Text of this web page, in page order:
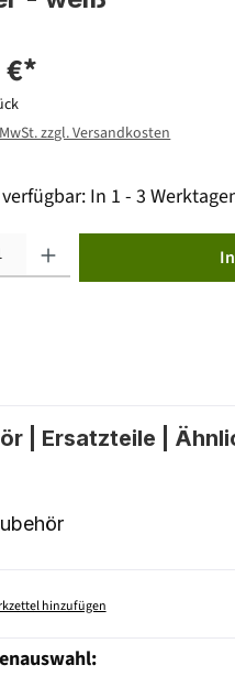
€*
zzgl. Versandkosten
In 1 - 3
| Ersatzteile |
hinzufügen